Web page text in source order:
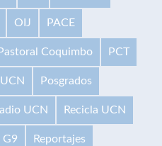
OIJ PACE
Pastoral Coquimbo PCT
Posgrados
UCN Recicla UCN
G9 Reportajes